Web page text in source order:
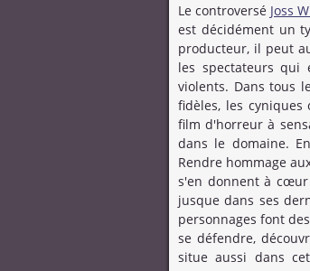
Le controversé Joss
est décidément un
producteur, il peut
les spectateurs qui
violents. Dans tous
fidèles, les cyniques
film d'horreur à
dans le domaine.
Rendre hommage
s'en donnent à
jusque dans ses
personnages font
se défendre,
situe aussi dans